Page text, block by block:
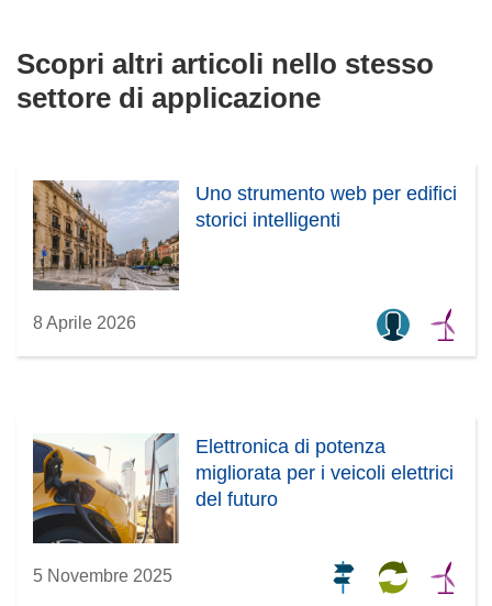
Scopri altri articoli nello stesso
settore di applicazione
Uno strumento web per edifici
storici intelligenti
8 Aprile 2026
Elettronica di potenza
migliorata per i veicoli elettrici
del futuro
5 Novembre 2025